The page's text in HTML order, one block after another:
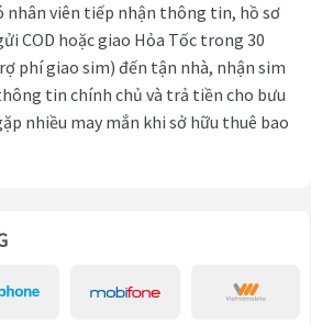
nhân viên tiếp nhận thông tin, hồ sơ
COD hoặc giao Hỏa Tốc trong 30
phí giao sim) đến tận nhà, nhận sim
tin chính chủ và trả tiền cho bưu
nhiều may mắn khi sở hữu thuê bao